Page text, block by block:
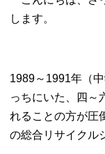
します。
1989～1991年（
っちにいた、四～
れることの方が圧
の総合リサイクル